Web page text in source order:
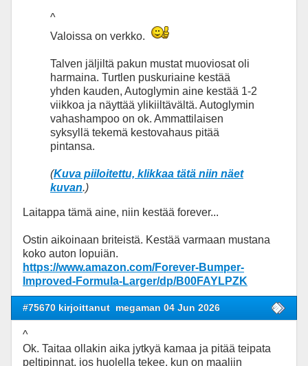
^
Valoissa on verkko.
Talven jäljiltä pakun mustat muoviosat oli
harmaina. Turtlen puskuriaine kestää
yhden kauden, Autoglymin aine kestää 1-2
viikkoa ja näyttää ylikiiltävältä. Autoglymin
vahashampoo on ok. Ammattilaisen
syksyllä tekemä kestovahaus pitää
pintansa.
(Kuva piiloitettu, klikkaa tätä niin näet
kuvan.)
Laitappa tämä aine, niin kestää forever...
Ostin aikoinaan briteistä. Kestää varmaan mustana
koko auton lopuiän.
https://www.amazon.com/Forever-Bumper-
Improved-Formula-Larger/dp/B00FAYLPZK
#75670 kirjoittanut megaman 04 Jun 2026
^
Ok. Taitaa ollakin aika jytkyä kamaa ja pitää teipata
peltipinnat, jos huolella tekee, kun on maaliin